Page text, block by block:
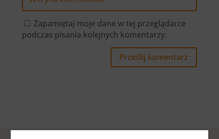
Zapamiętaj moje dane w tej przeglądarce
podczas pisania kolejnych komentarzy.
Prześlij komentarz